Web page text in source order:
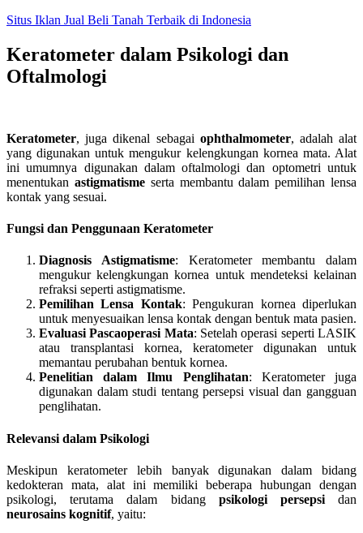
Skip
content
Situs Iklan Jual Beli Tanah Terbaik di Indonesia
Keratometer dalam Psikologi dan
Oftalmologi
Keratometer, juga dikenal sebagai ophthalmometer, adalah alat
yang digunakan untuk mengukur kelengkungan kornea mata. Alat
ini umumnya digunakan dalam oftalmologi dan optometri untuk
menentukan astigmatismeserta membantu dalam pemilihan lensa
kontak yang sesuai.
Fungsi dan Penggunaan Keratometer
Diagnosis Astigmatisme: Keratometer membantu dalam
mengukur kelengkungan kornea untuk mendeteksi kelainan
refraksi seperti astigmatisme.
Pemilihan Lensa Kontak: Pengukuran kornea diperlukan
untuk menyesuaikan lensa kontak dengan bentuk mata pasien.
Evaluasi Pascaoperasi Mata: Setelah operasi seperti LASIK
atau transplantasi kornea, keratometer digunakan untuk
memantau perubahan bentuk kornea.
Penelitian dalam Ilmu Penglihatan: Keratometer juga
digunakan dalam studi tentang persepsi visual dan gangguan
penglihatan.
Relevansi dalam Psikologi
Meskipun keratometer lebih banyak digunakan dalam bidang
kedokteran mata, alat ini memiliki beberapa hubungan dengan
psikologi, terutama dalam bidang psikologi persepsidan
neurosains kognitif, yaitu: